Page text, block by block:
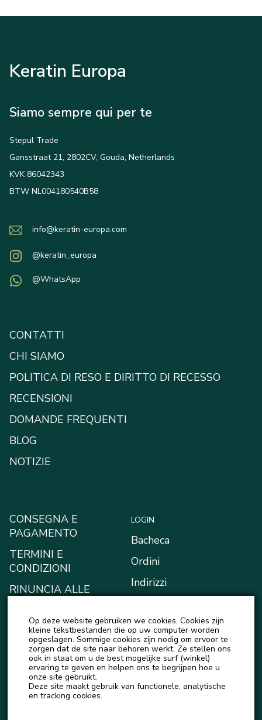
Keratin Europa
Siamo sempre qui per te
Stepul Trade
Gansstraat 21, 2802CV, Gouda, Netherlands
KVK 86042343
BTW NL004180540B58
info@keratin-europa.com
@keratin_europa
@WhatsApp
CONTATTI
CHI SIAMO
POLITICA DI RESO E DIRITTO DI RECESSO
RECENSIONI
DOMANDE FREQUENTI
BLOG
NOTIZIE
CONSEGNA E
PAGAMENTO
TERMINI E
CONDIZIONI
RINUNCIA ALLE
RISARCIMENTO
INFORMATIVA SULLA
PRIVACY
LOGIN
Bacheca
Ordini
Indirizzi
Il mio portafoglio
Account details
Logout
Op deze website gebruiken we cookies. Cookies zijn
kleine tekstbestanden die op uw computer worden
opgeslagen. Sommige cookies zijn nodig om ervoor te
zorgen dat de site naar behoren werkt. Ze stellen ons
ook in staat om u de best mogelijke surf (winkel)
ervaring te geven en helpen ons te begrijpen hoe u
onze site gebruikt.
Deze site maakt gebruik van functionele, analytische
en tracking cookies.